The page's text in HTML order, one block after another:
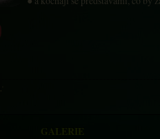
GALERIE